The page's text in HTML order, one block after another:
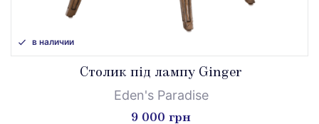
в наличии
Столик під лампу Ginger
Eden's Paradise
9 000 грн